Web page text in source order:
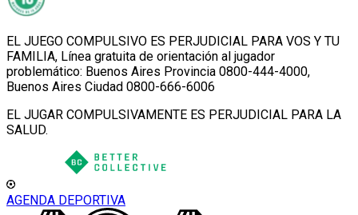
EL JUEGO COMPULSIVO ES PERJUDICIAL PARA VOS Y TU
FAMILIA, Línea gratuita de orientación al jugador
problemático: Buenos Aires Provincia 0800-444-4000,
Buenos Aires Ciudad 0800-666-6006
EL JUGAR COMPULSIVAMENTE ES PERJUDICIAL PARA LA
SALUD.
AGENDA DEPORTIVA